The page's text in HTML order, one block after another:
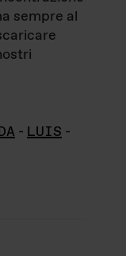
sempre al
- LUIS -